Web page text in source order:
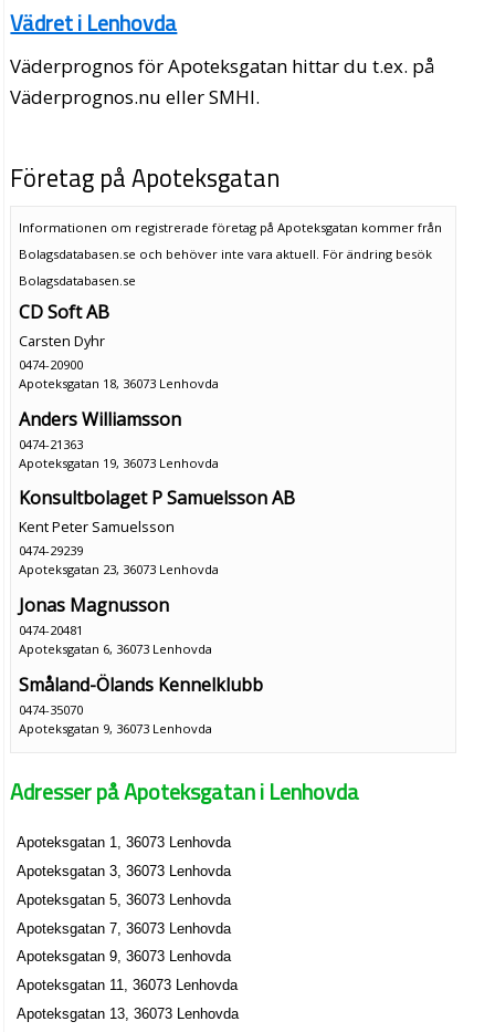
Vädret i Lenhovda
Väderprognos för Apoteksgatan hittar du t.ex. på
Väderprognos.nu eller SMHI.
Företag på Apoteksgatan
Informationen om registrerade företag på Apoteksgatan kommer från
Bolagsdatabasen.se och behöver inte vara aktuell. För ändring besök
Bolagsdatabasen.se
CD Soft AB
Carsten Dyhr
0474-20900
Apoteksgatan 18, 36073 Lenhovda
Anders Williamsson
0474-21363
Apoteksgatan 19, 36073 Lenhovda
Konsultbolaget P Samuelsson AB
Kent Peter Samuelsson
0474-29239
Apoteksgatan 23, 36073 Lenhovda
Jonas Magnusson
0474-20481
Apoteksgatan 6, 36073 Lenhovda
Småland-Ölands Kennelklubb
0474-35070
Apoteksgatan 9, 36073 Lenhovda
Adresser på Apoteksgatan i Lenhovda
Apoteksgatan 1, 36073 Lenhovda
Apoteksgatan 3, 36073 Lenhovda
Apoteksgatan 5, 36073 Lenhovda
Apoteksgatan 7, 36073 Lenhovda
Apoteksgatan 9, 36073 Lenhovda
Apoteksgatan 11, 36073 Lenhovda
Apoteksgatan 13, 36073 Lenhovda